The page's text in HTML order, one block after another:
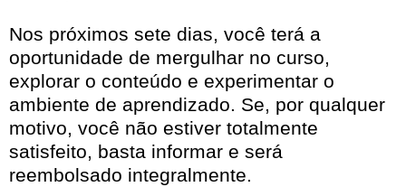
Nos próximos sete dias, você terá a
oportunidade de mergulhar no curso,
explorar o conteúdo e experimentar o
ambiente de aprendizado. Se, por qualquer
motivo, você não estiver totalmente
satisfeito, basta informar e será
reembolsado integralmente.